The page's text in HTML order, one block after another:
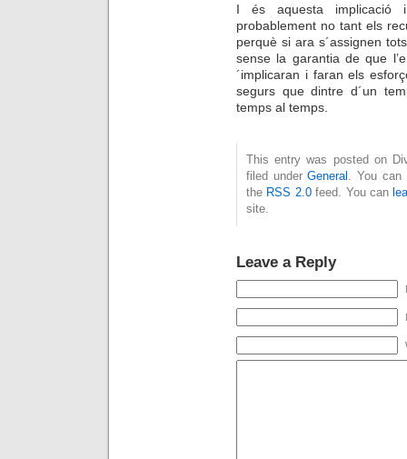
I és aquesta
probablement no tant els
perquè si ara s´assignen
sense la garantia de que
´implicaran i faran els
segurs que dintre d´un
temps al temps.
This entry was posted on
filed underGeneral
. You
the RSS 2.0feed. You can
site.
Leave a Reply